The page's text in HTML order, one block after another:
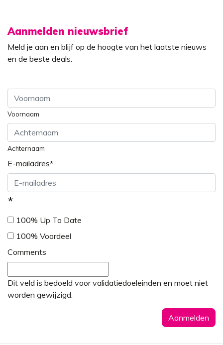
Aanmelden nieuwsbrief
Meld je aan en blijf op de hoogte van het laatste nieuws
en de beste deals.
Voornaam
Achternaam
E-mailadres*
*
100% Up To Date
100% Voordeel
Comments
Dit veld is bedoeld voor validatiedoeleinden en moet niet
worden gewijzigd.